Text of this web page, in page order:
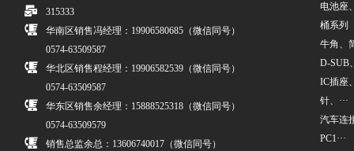
315333
华南区销售冯经理：19906580685（微信同号）
0574-63509587
华北区销售程经理：19906582539（微信同号）
0574-63509587
华东区销售余经理：15888525318（微信同号）
0574-63509579
销售总监余总：13606740017（微信同号）
电池座
桶系列
牛角、
D-SUB
IC插座
针、···
汽车连
PC1···